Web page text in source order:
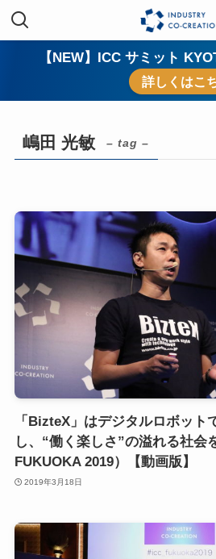
【NEW】ICC サミット
詳しくはこ
嶋田 光敏 – tag –
「BizteX」はデジタルロボット
し、“働く楽しさ”の溢れる社会
FUKUOKA 2019）【動画版】
2019年3月18日